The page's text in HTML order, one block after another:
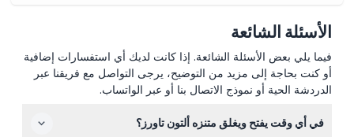
الأسئلة الشائعة
فيما يلي بعض الأسئلة الشائعة. إذا كانت لديك أي استفسارات إضافية
أو كنت بحاجة إلى مزيد من التوضيح، يرجى التواصل مع فريقنا عبر
الدردشة الحية أو نموذج الاتصال بنا أو عبر الواتساب.
في أي وقت يفتح ويغلق متنزه ألتون تاورز؟